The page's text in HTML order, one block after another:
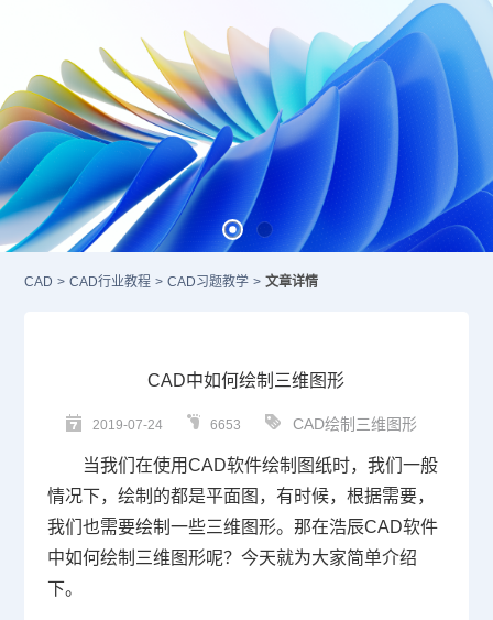
CAD > CAD行业教程 > CAD习题教学 > 文章详情
CAD中如何绘制三维图形
2019-07-24 6653 CAD绘制三维图形
当我们在使用CAD软件绘制图纸时，我们一般
情况下，绘制的都是平面图，有时候，根据需要，
我们也需要绘制一些三维图形。那在浩辰CAD软件
中如何绘制三维图形呢？今天就为大家简单介绍
下。